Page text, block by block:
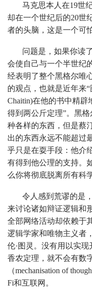
马克思本人在19世
却在一个世纪后的20世
者的头脑，这是一个可
问题是，如果你读
会使自己与一个半世纪
经表明了整个黑格尔唯
的观点，也就是近年来
Chaitin)在他的书中精辟
得到两公斤定理”。黑
种各样的东西，但是蔡
出的东西永远不能超过
乎只是在耍手段：他介
有得到他公理的支持。
么你将彻底脱离所有科
令人感到荒谬的是
来讨论诸如辩证逻辑和
全部网络活动却依赖于
逻辑学家和唯物主义者
伦·图灵。没有用以实现
香农定理，就不会有数
（mechanisation of
Fi和互联网。